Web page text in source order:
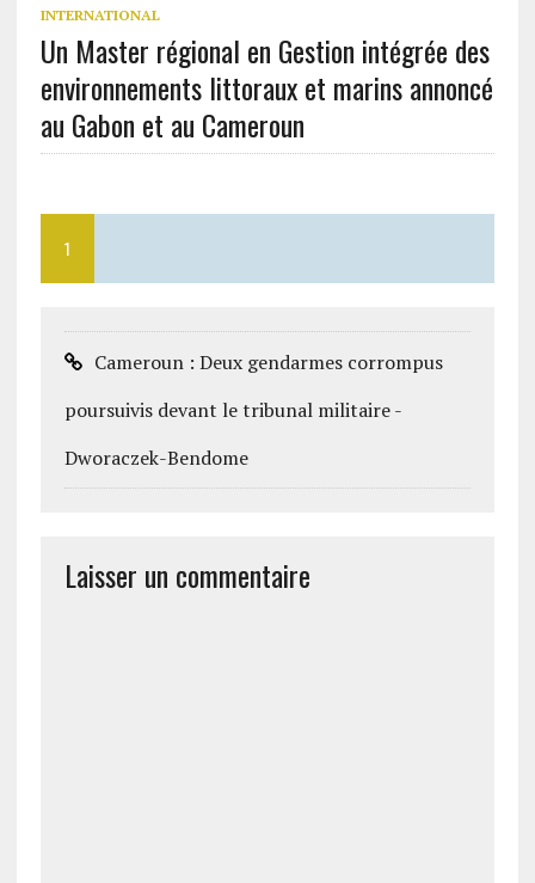
INTERNATIONAL
Un Master régional en Gestion intégrée des
environnements littoraux et marins annoncé
au Gabon et au Cameroun
1
Cameroun : Deux gendarmes corrompus
poursuivis devant le tribunal militaire -
Dworaczek-Bendome
Laisser un commentaire